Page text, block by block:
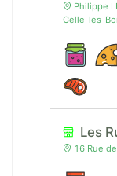
Philippe
Celle-les-
Les
16 Rue